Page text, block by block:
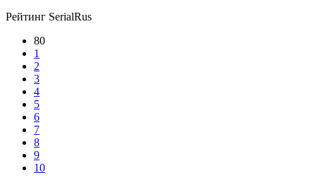
Рейтинг SerialRus
80
1
2
3
4
5
6
7
8
9
10